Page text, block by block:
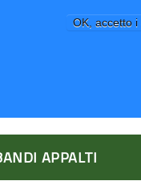
OK, accetto i
APPALTI